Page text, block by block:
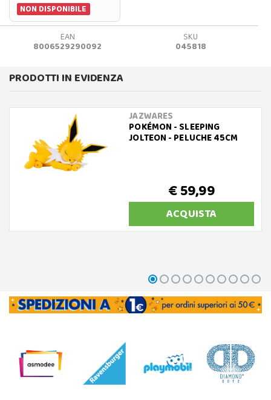
NON DISPONIBILE
EAN
8006529290092
SKU
045818
PRODOTTI IN EVIDENZA
JAZWARES
POKÉMON - SLEEPING
JOLTEON - PELUCHE 45CM
€ 59,99
ACQUISTA